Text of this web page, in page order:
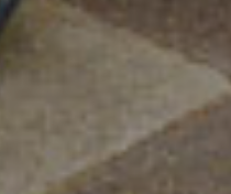
55 11 99178-5848